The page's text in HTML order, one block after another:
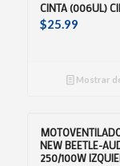
CINTA (006UL)
$25.99
Mostrar
NEW BEETLE-
250/100W